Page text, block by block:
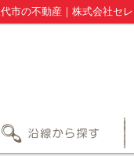
市の不動産｜株式会社セ